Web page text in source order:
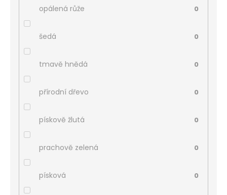
opálená růže 0
šedá 0
tmavě hnědá 0
přírodní dřevo 0
pískově žlutá 0
prachově zelená 0
písková 0